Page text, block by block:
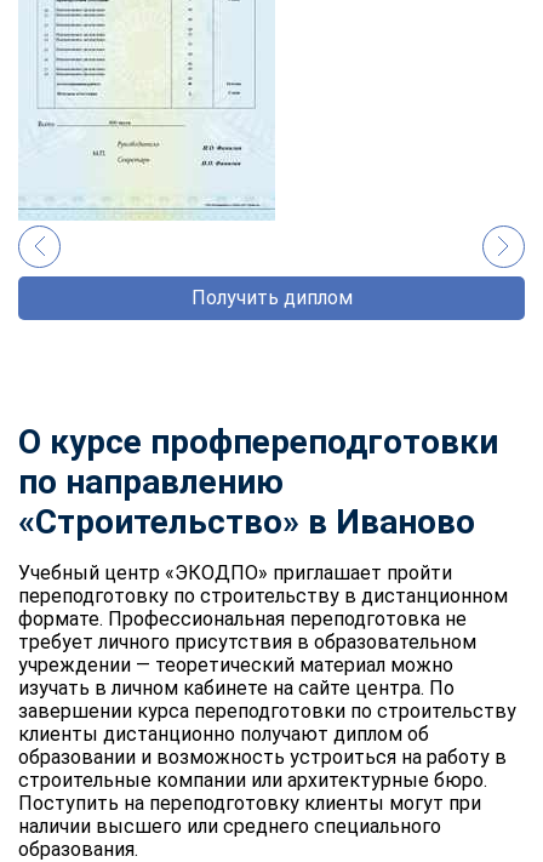
Получить диплом
О курсе профпереподготовки
по направлению
«Строительство» в Иваново
Учебный центр «ЭКОДПО» приглашает пройти
переподготовку по строительству в дистанционном
формате. Профессиональная переподготовка не
требует личного присутствия в образовательном
учреждении — теоретический материал можно
изучать в личном кабинете на сайте центра. По
завершении курса переподготовки по строительству
клиенты дистанционно получают диплом об
образовании и возможность устроиться на работу в
строительные компании или архитектурные бюро.
Поступить на переподготовку клиенты могут при
наличии высшего или среднего специального
образования.